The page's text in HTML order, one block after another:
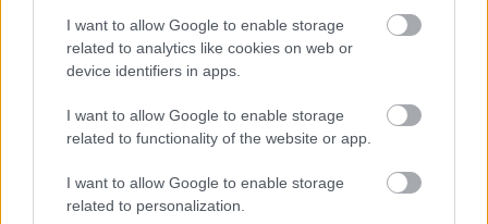
I want to allow Google to enable storage
related to analytics like cookies on web or
device identifiers in apps.
I want to allow Google to enable storage
related to functionality of the website or app.
I want to allow Google to enable storage
related to personalization.
versenytársak előfizetőiről el lehetne mondani, hanem az
is, hogy a közönség a műsorok közbeni reklámokat is
ugyanolyan intenzitással nézi, mint magukat a filmeket
Kiemelendő még, hogy ez az előfizetési csomag a fiatal